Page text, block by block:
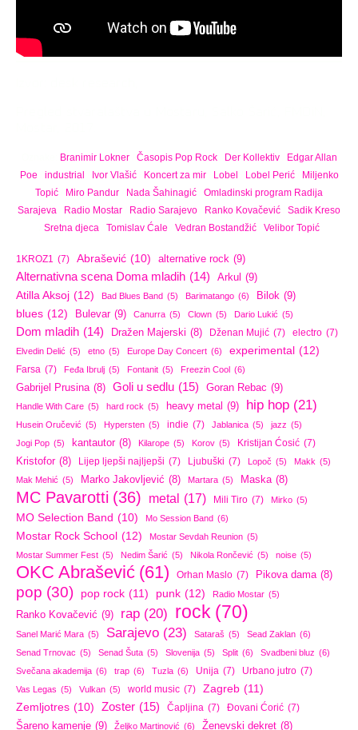
Branimir Lokner/ Časopis Pop Rock/ Der Kollektiv/
Edgar Allan
Poe
industrial Ivor Vlašić/ Koncert za mir/ Lobel Lobel Perić/
Miljenko
Topić
Miro Pandur Nada Šahinagić
Omladinski program Radija
Sarajeva
Radio Mostar Radio Sarajevo Ranko Kovačević
Sadik Kreso
Sretna djeca/ Tomislav Ćale Vedran Bostandžić/ Velibor Topić
1KROZ1 (7) Abrašević (10) alternative rock (9)
Alternativna scena Doma mladih (14) Arkul (9)
Atilla Aksoj (12) Bad Blues Band (5) Barimatango (6) Bilok (9)
blues (12) Bulevar (9) Canurra (5) Clown (5) Dario Lukić (5)
Dom mladih (14) Dražen Majerski (8) Dženan Mujić (7) electro (7)
Elvedin Delić (5) etno (5) Europe Day Concert (6) experimental (12)
Farsa (7) Feđa Ibrulj (5) Fontanit (5) Freezin Cool (6)
Gabrijel Prusina (8) Goli u sedlu (15) Goran Rebac (9)
Handle With Care (5) hard rock (5) heavy metal (9) hip hop (21)
Husein Oručević (5) Hypersten (5) indie (7) Jablanica (5) jazz (5)
Jogi Pop (5) kantautor (8) Kilarope (5) Korov (5) Kristijan Ćosić (7)
Kristofor (8) Lijep ljepši najljepši (7) Ljubuški (7) Lopoč (5) Makk (5)
Mak Mehić (5) Marko Jakovljević (8) Martara (5) Maska (8)
MC Pavarotti (36) metal (17) Mili Tiro (7) Mirko (5)
MO Selection Band (10) Mo Session Band (6)
Mostar Rock School (12) Mostar Sevdah Reunion (5)
Mostar Summer Fest (5) Nedim Šarić (5) Nikola Rončević (5) noise (5)
OKC Abrašević (61) Orhan Maslo (7) Pikova dama (8)
pop (30) pop rock (11) punk (12) Radio Mostar (5)
Ranko Kovačević (9) rap (20) rock (70)
Sanel Marić Mara (5) Sarajevo (23) Sataraš (5) Sead Zaklan (6)
Senad Trnovac (5) Senad Šuta (5) Slovenija (5) Split (6) Svadbeni bluz (6)
Svečana akademija (6) trap (6) Tuzla (6) Unija (7) Urbano jutro (7)
Vas Legas (5) Vulkan (5) world music (7) Zagreb (11)
Zemljotres (10) Zoster (15) Čapljina (7) Đovani Ćorić (7)
Šareno kamenje (9) Željko Martinović (6) Ženevski dekret (8)